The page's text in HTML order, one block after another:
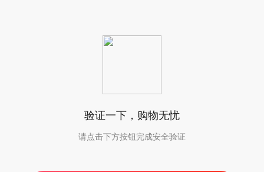
验证一下，购物无忧
请点击下方按钮完成安全验证